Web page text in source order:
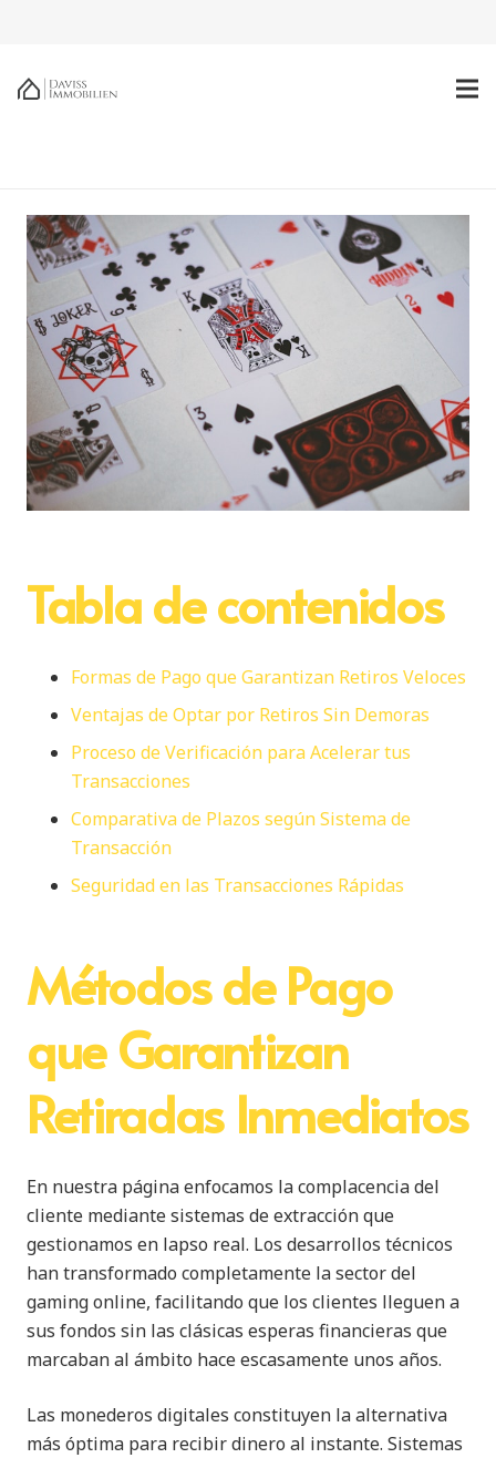
Tabla de contenidos
Formas de Pago que Garantizan Retiros Veloces
Ventajas de Optar por Retiros Sin Demoras
Proceso de Verificación para Acelerar tus
Transacciones
Comparativa de Plazos según Sistema de
Transacción
Seguridad en las Transacciones Rápidas
Métodos de Pago
que Garantizan
Retiradas Inmediatos
En nuestra página enfocamos la complacencia del
cliente mediante sistemas de extracción que
gestionamos en lapso real. Los desarrollos técnicos
han transformado completamente la sector del
gaming online, facilitando que los clientes lleguen a
sus fondos sin las clásicas esperas financieras que
marcaban al ámbito hace escasamente unos años.
Las monederos digitales constituyen la alternativa
más óptima para recibir dinero al instante. Sistemas